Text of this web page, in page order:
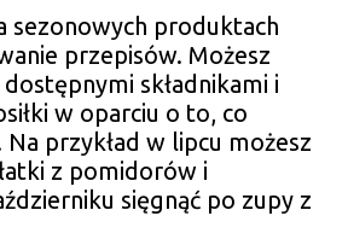
sezonowych produktach
przepisów. Możesz
składnikami i
w oparciu o to, co
przykład w lipcu możesz
z pomidorów i
sięgnąć po zupy z